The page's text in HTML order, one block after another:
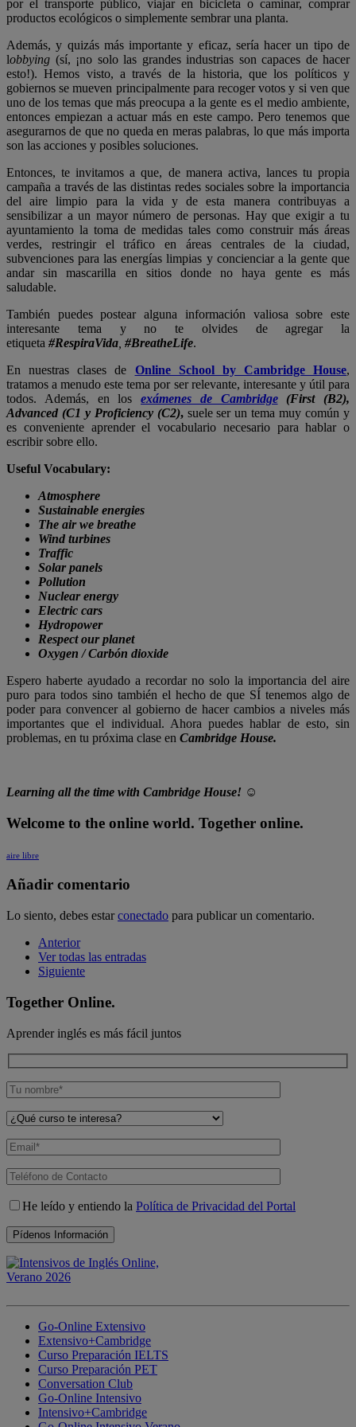
por el transporte público, viajar en bicicleta o caminar, comprar
productos ecológicos o simplemente sembrar una planta.
Además, y quizás más importante y eficaz, sería hacer un tipo de
lobbying (sí, ¡no solo las grandes industrias son capaces de hacer
esto!). Hemos visto, a través de la historia, que los políticos y
gobiernos se mueven principalmente para recoger votos y si ven que
uno de los temas que más preocupa a la gente es el medio ambiente,
entonces empiezan a actuar más en este campo. Pero tenemos que
asegurarnos de que no queda en meras palabras, lo que más importa
son las acciones y posibles soluciones.
Entonces, te invitamos a que, de manera activa, lances tu propia
campaña a través de las distintas redes sociales sobre la importancia
del aire limpio para la vida y de esta manera contribuyas a
sensibilizar a un mayor número de personas. Hay que exigir a tu
ayuntamiento la toma de medidas tales como construir más áreas
verdes, restringir el tráfico en áreas centrales de la ciudad,
subvenciones para las energías limpias y concienciar a la gente que
andar sin mascarilla en sitios donde no haya gente es más
saludable.
También puedes postear alguna información valiosa sobre este
interesante tema y no te olvides de agregar la
etiqueta #RespiraVida #BreatheLife.
En nuestras clases de Online School by Cambridge House,
tratamos a menudo este tema por ser relevante, interesante y útil para
todos. Además, en los exámenes de Cambridge(First (B2),
Advanced (C1 y Proficiency (C2), suele ser un tema muy común y
es conveniente aprender el vocabulario necesario para hablar o
escribir sobre ello.
Useful Vocabulary:
Atmosphere
Sustainable energies
The air we breathe
Wind turbines
Traffic
Solar panels
Pollution
Nuclear energy
Electric cars
Hydropower
Respect our planet
Oxygen / Carbón dioxide
Espero haberte ayudado a recordar no solo la importancia del aire
puro para todos sino también el hecho de que SÍ tenemos algo de
poder para convencer al gobierno de hacer cambios a niveles más
importantes que el individual. Ahora puedes hablar de esto, sin
problemas, en tu próxima clase en Cambridge House.
Learning all the time with Cambridge House! ☺
Welcome to the online world. Together online.
aire libre
Añadir comentario
Lo siento, debes estarconectado para publicar un comentario.
Anterior
Ver todas las entradas
Siguiente
Together Online.
Aprender inglés es más fácil juntos
He leído y entiendo la Política de Privacidad del Portal
Go-Online Extensivo
Extensivo+Cambridge
Curso Preparación IELTS
Curso Preparación PET
Conversation Club
Go-Online Intensivo
Intensivo+Cambridge